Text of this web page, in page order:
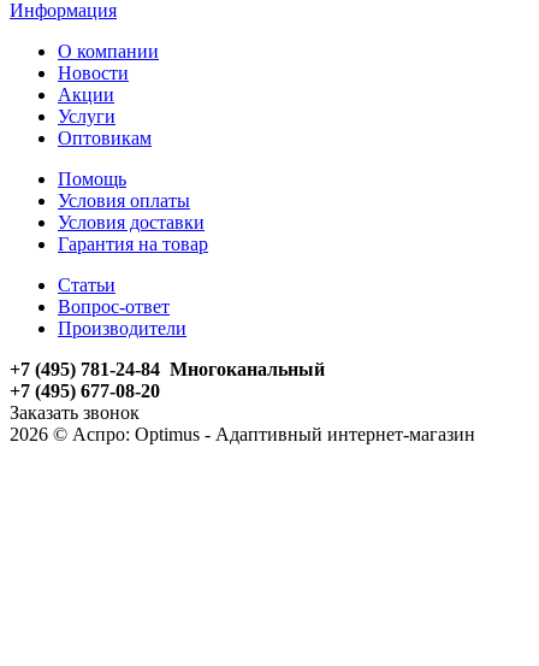
Информация
О компании
Новости
Акции
Услуги
Оптовикам
Помощь
Условия оплаты
Условия доставки
Гарантия на товар
Статьи
Вопрос-ответ
Производители
+7 (495) 781-24-84 Многоканальный
+7 (495) 677-08-20
Заказать звонок
2026 © Аспро: Optimus - Адаптивный интернет-магазин